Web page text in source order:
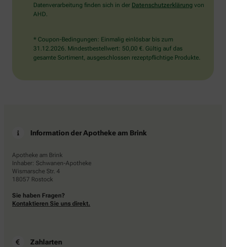
Datenverarbeitung finden sich in der Datenschutzerklärung von
AHD.
* Coupon-Bedingungen: Einmalig einlösbar bis zum
31.12.2026. Mindestbestellwert: 50,00 €. Gültig auf das
gesamte Sortiment, ausgeschlossen rezeptpflichtige Produkte.
Information der Apotheke am Brink
Apotheke am Brink
Inhaber: Schwanen-Apotheke
Wismarsche Str. 4
18057 Rostock
Sie haben Fragen?
Kontaktieren Sie uns direkt.
Zahlarten